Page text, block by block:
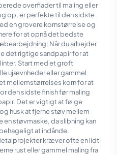
overflader til maling eller
op, er perfekte til den sidste
en grovere kornstørrelse og
for at opnå det bedste
Når du arbejder
det rigtige sandpapir for at
Start med et groft
ujævnheder eller gammel
mellemstørrelses korn for at
den sidste finish før maling
Det er vigtigt at følge
husk at fjerne støv mellem
en støvmaske, da slibning kan
at indånde.
kræver ofte en lidt
rust eller gammel maling fra